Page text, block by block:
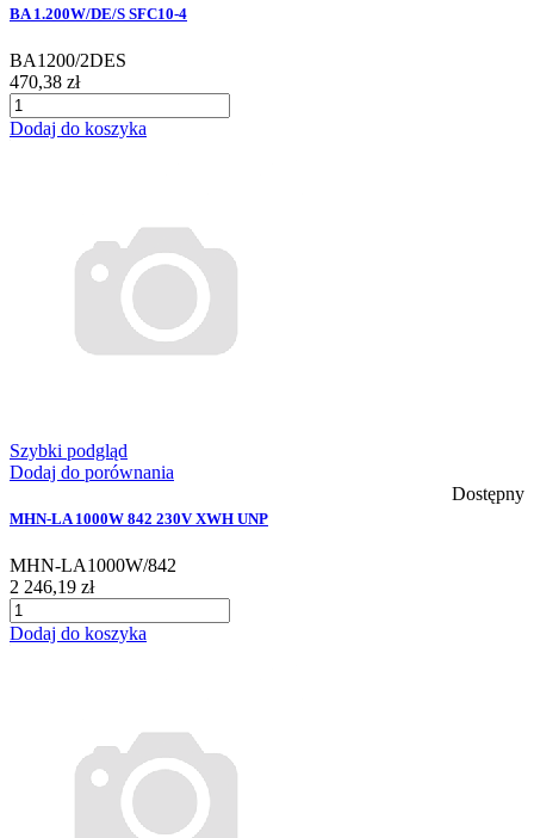
BA 1.200W/DE/S SFC10-4
BA1200/2DES
470,38 zł
Dodaj do koszyka
Szybki podgląd
Dodaj do porównania
Dostępny
MHN-LA 1000W 842 230V XWH UNP
MHN-LA1000W/842
2 246,19 zł
Dodaj do koszyka